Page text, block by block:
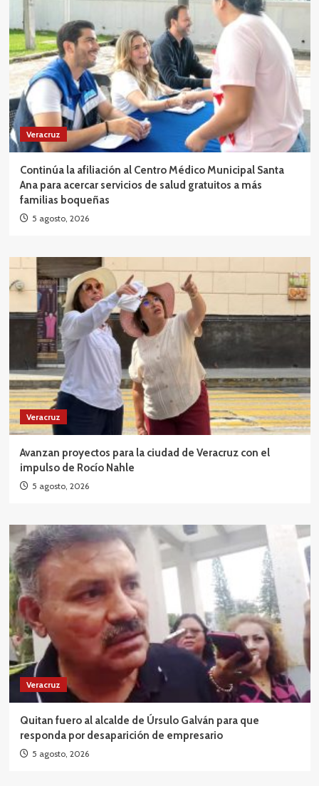
Veracruz
Continúa la afiliación al Centro Médico Municipal Santa
Ana para acercar servicios de salud gratuitos a más
familias boqueñas
5 agosto, 2026
Veracruz
Avanzan proyectos para la ciudad de Veracruz con el
impulso de Rocío Nahle
5 agosto, 2026
Veracruz
Quitan fuero al alcalde de Úrsulo Galván para que
responda por desaparición de empresario
5 agosto, 2026